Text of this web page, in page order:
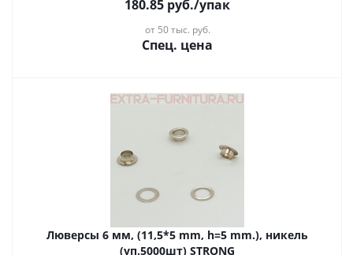
180.85 руб./упак
от 50 тыс. руб.
Спец. цена
Люверсы 6 мм, (11,5*5 mm, h=5 mm.), никель
(уп.5000шт) STRONG